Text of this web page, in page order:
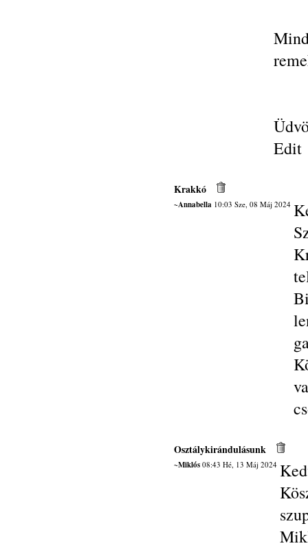
Edit
Krakkó
~Annabella10:03 Sze, 08 Máj 2024
Osztálykirándulásunk
~Miklós08:43 Hé, 13 Máj 2024